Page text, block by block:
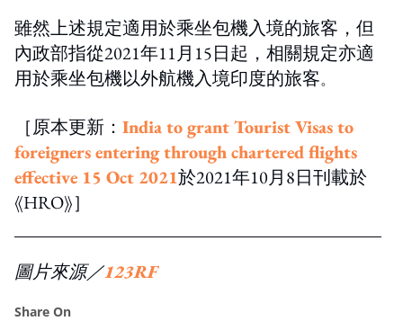
雖然上述規定適用於乘坐包機入境的旅客，但
內政部指從2021年11月15日起，相關規定亦適
用於乘坐包機以外航機入境印度的旅客。
［原本更新： India to grant Tourist Visas to
foreigners entering through chartered flights
effective 15 Oct 2021於2021年10月8日刊載於
《HRO》］
圖片來源／123RF
Share On